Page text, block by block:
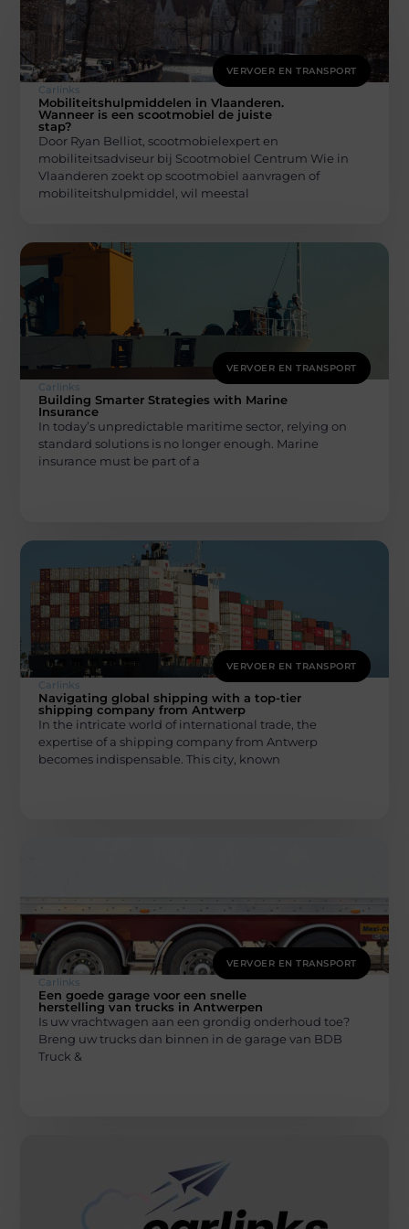
VERVOER EN TRANSPORT
Carlinks
Mobiliteitshulpmiddelen in Vlaanderen.
Wanneer is een scootmobiel de juiste
stap?
Door Ryan Belliot, scootmobielexpert en
mobiliteitsadviseur bij Scootmobiel Centrum Wie in
Vlaanderen zoekt op scootmobiel aanvragen of
mobiliteitshulpmiddel, wil meestal
VERVOER EN TRANSPORT
Carlinks
Building Smarter Strategies with Marine
Insurance
In today’s unpredictable maritime sector, relying on
standard solutions is no longer enough. Marine
insurance must be part of a
VERVOER EN TRANSPORT
Carlinks
Navigating global shipping with a top-tier
shipping company from Antwerp
In the intricate world of international trade, the
expertise of a shipping company from Antwerp
becomes indispensable. This city, known
VERVOER EN TRANSPORT
Carlinks
Een goede garage voor een snelle
herstelling van trucks in Antwerpen
Is uw vrachtwagen aan een grondig onderhoud toe?
Breng uw trucks dan binnen in de garage van BDB
Truck &